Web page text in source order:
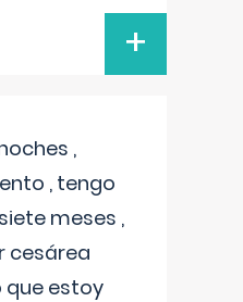
+
,
, tengo
meses ,
cesárea
que estoy